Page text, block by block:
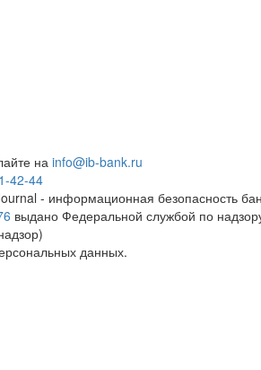
на info@ib-bank.ru
42-44
- информационная безопасность
выдано Федеральной службой по
данных.